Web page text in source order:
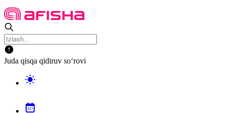
Juda qisqa qidiruv so‘rovi